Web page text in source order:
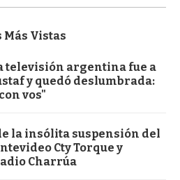
Más Vistas
televisión argentina fue a
y quedó deslumbrada:
vos"
la insólita suspensión del
Cty Torque y
Charrúa